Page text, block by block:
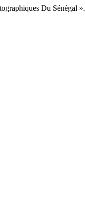
Du Sénégal ».